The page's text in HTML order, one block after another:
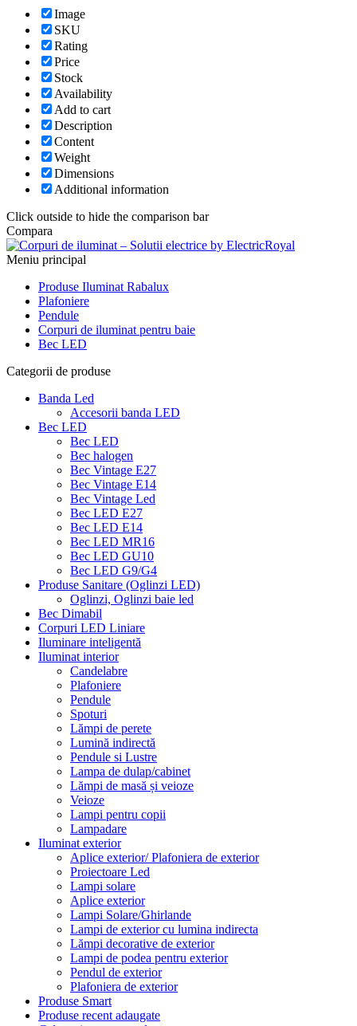
Image
SKU
Rating
Price
Stock
Availability
Add to cart
Description
Content
Weight
Dimensions
Additional information
Click outside to hide the comparison bar
Compara
Meniu principal
Produse Iluminat Rabalux
Plafoniere
Pendule
Corpuri de iluminat pentru baie
Bec LED
Categorii de produse
Banda Led
Accesorii banda LED
Bec LED
Bec LED
Bec halogen
Bec Vintage E27
Bec Vintage E14
Bec Vintage Led
Bec LED E27
Bec LED E14
Bec LED MR16
Bec LED GU10
Bec LED G9/G4
Produse Sanitare (Oglinzi LED)
Oglinzi, Oglinzi baie led
Bec Dimabil
Corpuri LED Liniare
Iluminare inteligentă
Iluminat interior
Candelabre
Plafoniere
Pendule
Spoturi
Lămpi de perete
Lumină indirectă
Pendule si Lustre
Lampa de dulap/cabinet
Lămpi de masă și veioze
Veioze
Lampi pentru copii
Lampadare
Iluminat exterior
Aplice exterior/ Plafoniera de exterior
Proiectoare Led
Lampi solare
Aplice exterior
Lampi Solare/Ghirlande
Lampi de exterior cu lumina indirecta
Lămpi decorative de exterior
Lampi de podea pentru exterior
Pendul de exterior
Plafoniera de exterior
Produse Smart
Produse recent adaugate